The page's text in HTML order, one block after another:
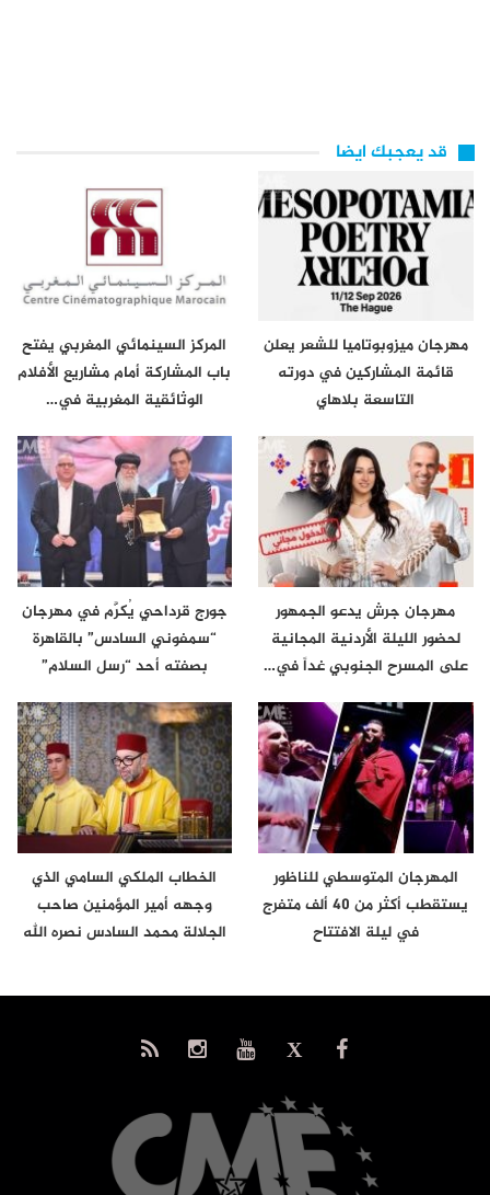
قد يعجبك ايضا
مهرجان ميزوبوتاميا للشعر يعلن
قائمة المشاركين في دورته
التاسعة بلاهاي
المركز السينمائي المغربي يفتح
باب المشاركة أمام مشاريع الأفلام
الوثائقية المغربية في…
مهرجان جرش يدعو الجمهور
لحضور الليلة الأردنية المجانية
على المسرح الجنوبي غداً في…
جورج قرداحي يُكرَّم في مهرجان
“سمفوني السادس” بالقاهرة
بصفته أحد “رسل السلام”
المهرجان المتوسطي للناظور
يستقطب أكثر من 40 ألف متفرج
في ليلة الافتتاح
الخطاب الملكي السامي الذي
وجهه أمير المؤمنين صاحب
الجلالة محمد السادس نصره الله